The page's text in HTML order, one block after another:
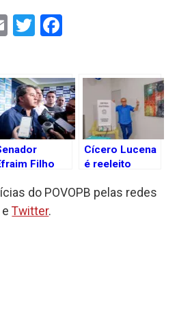
EmailTwitter
Filho
do União
a
Cícero Lucena
é reeleito
João Pessoa
do POVOPB pelas redes
eTwitter.